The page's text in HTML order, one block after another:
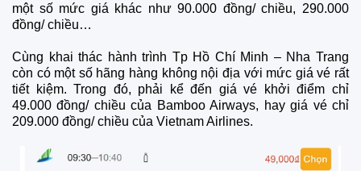
một số mức giá khác như 90.000 đồng/ chiều, 290.000
đồng/ chiều…
Cùng khai thác hành trình Tp Hồ Chí Minh – Nha Trang
còn có một số hãng hàng không nội địa với mức giá vé rất
tiết kiệm. Trong đó, phải kể đến giá vé khởi điểm chỉ
49.000 đồng/ chiều của Bamboo Airways, hay giá vé chỉ
209.000 đồng/ chiều của Vietnam Airlines.